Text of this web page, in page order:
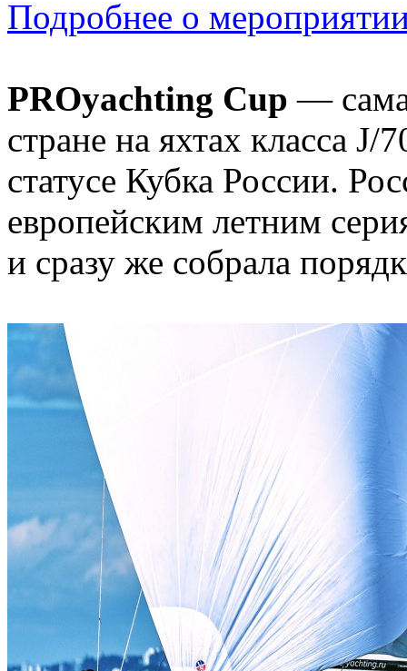
Подробнее о
PROyachting Cup —
стране на яхтах класса
статусе Кубка России.
европейским летним
и сразу же собрала